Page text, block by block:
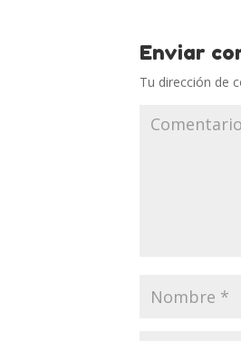
Enviar
Tu dirección de